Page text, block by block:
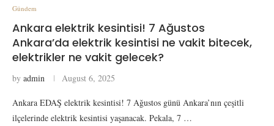
Gündem
Ankara elektrik kesintisi! 7 Ağustos
Ankara’da elektrik kesintisi ne vakit bitecek,
elektrikler ne vakit gelecek?
by admin August 6, 2025
Ankara EDAŞ elektrik kesintisi! 7 Ağustos günü Ankara’nın çeşitli
ilçelerinde elektrik kesintisi yaşanacak. Pekala, 7 …